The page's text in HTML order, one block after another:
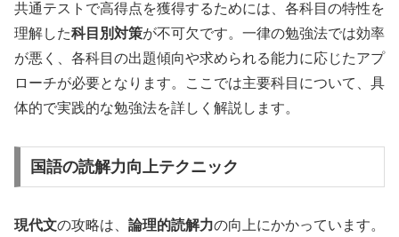
共通テストで高得点を獲得するためには、各科目の特性を
理解した科目別対策が不可欠です。一律の勉強法では効率
が悪く、各科目の出題傾向や求められる能力に応じたアプ
ローチが必要となります。ここでは主要科目について、具
体的で実践的な勉強法を詳しく解説します。
国語の読解力向上テクニック
現代文の攻略は、 論理的読解力の向上にかかっています。